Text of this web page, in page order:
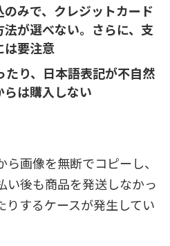
みで、クレジットカード
が選べない。さらに、支
は要注意
たり、日本語表記が不自然
は購入しない
画像を無断でコピーし、
い後も商品を発送しなかっ
りするケースが発生してい